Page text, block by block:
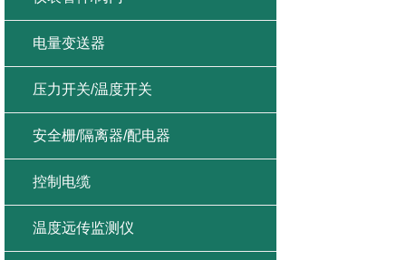
电量变送器
压力开关/温度开关
安全栅/隔离器/配电器
控制电缆
温度远传监测仪